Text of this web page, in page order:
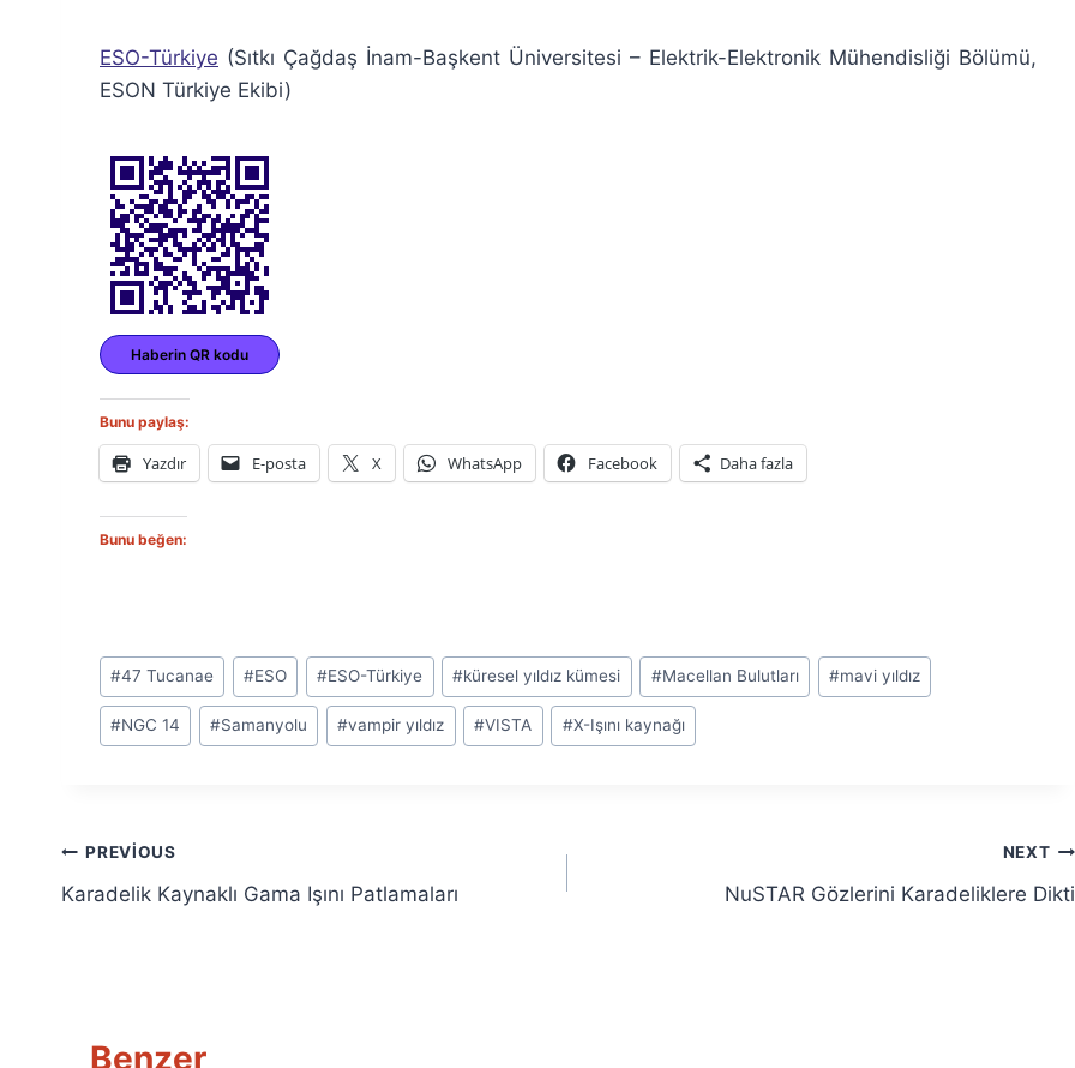
ESO-Türkiye (Sıtkı Çağdaş İnam-Başkent Üniversitesi – Elektrik-Elektronik Mühendisliği Bölümü,
ESON Türkiye Ekibi)
Haberin QR kodu
Bunu paylaş:
Yazdır E-posta X WhatsApp Facebook Daha fazla
Bunu beğen:
Post
Tags:
#47 Tucanae #ESO #ESO-Türkiye #küresel yıldız kümesi #Macellan Bulutları #mavi yıldız
#NGC 14 #Samanyolu #vampir yıldız #VISTA #X-Işını kaynağı
Yazı
gezinmesi
PREVIOUS
Karadelik Kaynaklı Gama Işını Patlamaları
NEXT
NuSTAR Gözlerini Karadeliklere Dikti
Benzer